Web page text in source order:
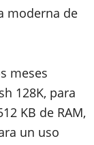
moderna de
meses
128K, para
KB de RAM,
un uso